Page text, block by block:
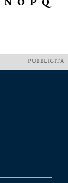
N O P Q
PUBBLICITÀ